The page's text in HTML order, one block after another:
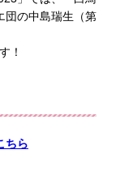
団の中島瑞生（第
！
ちら